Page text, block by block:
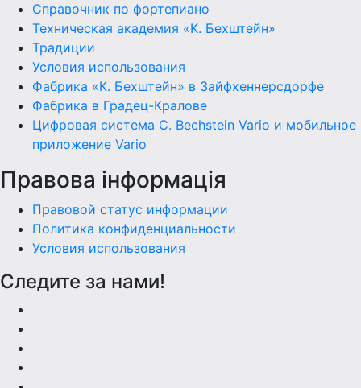
Справочник по фортепиано
Техническая академия «K. Бехштейн»
Традиции
Условия использования
Фабрика «К. Бехштейн» в Зайфхеннерсдорфе
Фабрика в Градец-Кралове
Цифровая система C. Bechstein Vario и мобильное
приложение Vario
Правова інформація
Правовой статус информации
Политика конфиденциальности
Условия использования
Следите за нами!